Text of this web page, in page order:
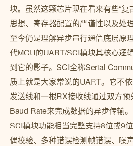
块。虽然这颗芯片现在看来有些“复
思想、寄存器配置的严谨性以及处
至今仍是理解异步串行通信底层原
代MCU的UART/SCI模块其核心逻
到它的影子。SCI全称Serial
质上就是大家常说的UART。它不
发送线和一根RX接收线通过双方
Baud Rate来完成数据的异步传输
SCI模块功能相当完整支持8位或9
偶校验、多种错误检测帧错误、噪